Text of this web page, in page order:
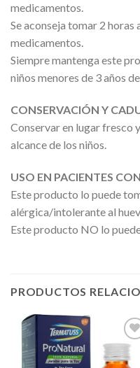
medicamentos.
Se aconseja tomar 2 horas
medicamentos.
Siempre mantenga este
niños menores de 3 años
CONSERVACIÓN Y
Conservar en lugar fresco
alcance de los niños.
USO EN PACIENTES
Este producto lo puede
alérgica/intolerante al
Este producto NO lo
PRODUCTOS